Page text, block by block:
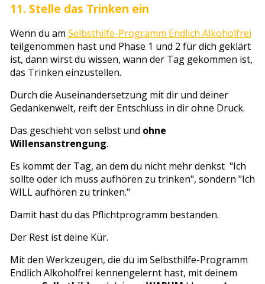
11. Stelle das Trinken ein
Wenn du am Selbsthilfe-Programm Endlich Alkoholfrei
teilgenommen hast und Phase 1 und 2 für dich geklärt
ist, dann wirst du wissen, wann der Tag gekommen ist,
das Trinken einzustellen.
Durch die Auseinandersetzung mit dir und deiner
Gedankenwelt, reift der Entschluss in dir ohne Druck.
Das geschieht von selbst und ohne
Willensanstrengung.
Es kommt der Tag, an dem du nicht mehr denkst "Ich
sollte oder ich muss aufhören zu trinken", sondern "Ich
WILL aufhören zu trinken."
Damit hast du das Pflichtprogramm bestanden.
Der Rest ist deine Kür.
Mit den Werkzeugen, die du im Selbsthilfe-Programm
Endlich Alkoholfrei kennengelernt hast, mit deinem